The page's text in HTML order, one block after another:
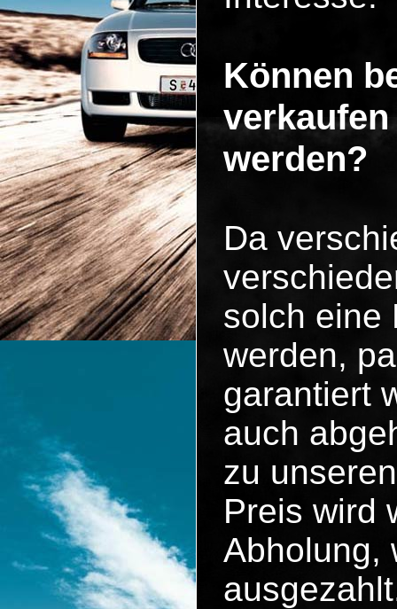
Können
werden?
Da
solch eine
werden,
garantiert
auch
zu
Preis wird
Abholung,